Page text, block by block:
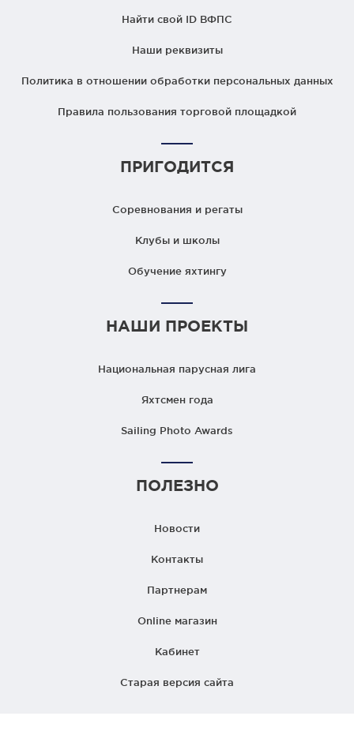
Найти свой ID ВФПС
Наши реквизиты
Политика в отношении обработки персональных данных
Правила пользования торговой площадкой
ПРИГОДИТСЯ
Соревнования и регаты
Клубы и школы
Обучение яхтингу
НАШИ ПРОЕКТЫ
Национальная парусная лига
Яхтсмен года
Sailing Photo Awards
ПОЛЕЗНО
Новости
Контакты
Партнерам
Online магазин
Кабинет
Старая версия сайта